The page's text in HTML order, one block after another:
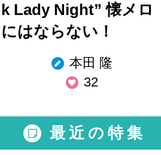
k Lady Night” 懐メロ
にはならない！
本田 隆
32
最近の特集